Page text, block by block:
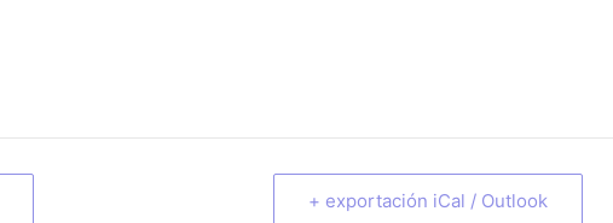
+ exportación iCal / Outlook